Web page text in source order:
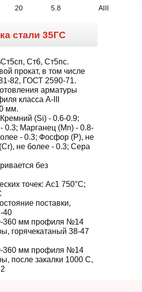
20 5.8 AIII
стали 35ГС
Ст6, Ст5пс.
прокат, в том числе
82, ГОСТ 2590-71.
арматуры
класса A-III
мм.
(Si) - 0.6-0.9;
0.3; Марганец (Mn) - 0.8-
- 0.3; Фосфор (P), не
не более - 0.3; Сера
без
точек: Ac1 750°С;
поставки,
40
360 мм профиля №14
горячекатаный 38-47
360 мм профиля №14
после закалки 1000 С,